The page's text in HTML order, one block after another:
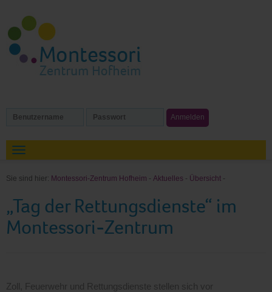
Sie sind hier: Montessori-Zentrum Hofheim - Aktuelles - Übersicht -
„Tag der Rettungsdienste“ im
Montessori-Zentrum
Zoll, Feuerwehr und Rettungsdienste stellen sich vor